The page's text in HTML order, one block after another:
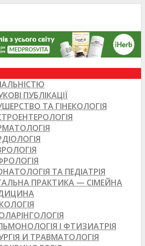
ПУБЛІКАЦІЇ
ТА ГІНЕКОЛОГІЯ
ТА ПЕДІАТРІЯ
ПРАКТИКА — СІМЕЙНА
І ФТИЗИАТРІЯ
И ТРАВМАТОЛОГІЯ